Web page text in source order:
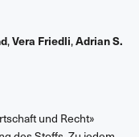
,Vera Friedli,Adrian S.
und Recht»